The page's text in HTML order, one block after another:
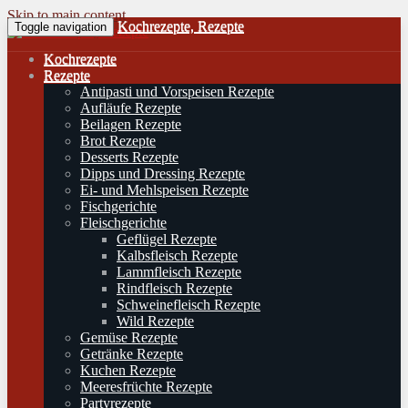
Skip to main content
Toggle navigation Kochrezepte, Rezepte
Kochrezepte
Rezepte
Antipasti und Vorspeisen Rezepte
Aufläufe Rezepte
Beilagen Rezepte
Brot Rezepte
Desserts Rezepte
Dipps und Dressing Rezepte
Ei- und Mehlspeisen Rezepte
Fischgerichte
Fleischgerichte
Geflügel Rezepte
Kalbsfleisch Rezepte
Lammfleisch Rezepte
Rindfleisch Rezepte
Schweinefleisch Rezepte
Wild Rezepte
Gemüse Rezepte
Getränke Rezepte
Kuchen Rezepte
Meeresfrüchte Rezepte
Partyrezepte